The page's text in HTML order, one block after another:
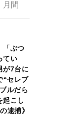
月間
「ぶつ
てい
が7台に
“セレブ
ルだら
起こし
逮捕》